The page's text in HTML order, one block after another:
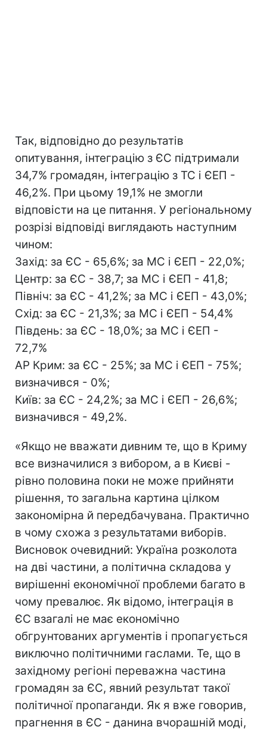
Так, відповідно до результатів
опитування, інтеграцію з ЄС підтримали
34,7% громадян, інтеграцію з ТС і ЄЕП -
46,2%. При цьому 19,1% не змогли
відповісти на це питання. У регіональному
розрізі відповіді виглядають наступним
чином:
Захід: за ЄС - 65,6%; за МС і ЄЕП - 22,0%;
Центр: за ЄС - 38,7; за МС і ЄЕП - 41,8;
Північ: за ЄС - 41,2%; за МС і ЄЕП - 43,0%;
Схід: за ЄС - 21,3%; за МС і ЄЕП - 54,4%
Південь: за ЄС - 18,0%; за МС і ЄЕП -
72,7%
АР Крим: за ЄС - 25%; за МС і ЄЕП - 75%;
визначився - 0%;
Київ: за ЄС - 24,2%; за МС і ЄЕП - 26,6%;
визначився - 49,2%.
«Якщо не вважати дивним те, що в Криму
все визначилися з вибором, а в Києві -
рівно половина поки не може прийняти
рішення, то загальна картина цілком
закономірна й передбачувана. Практично
в чому схожа з результатами виборів.
Висновок очевидний: Україна розколота
на дві частини, а політична складова у
вирішенні економічної проблеми багато в
чому превалює. Як відомо, інтеграція в
ЄС взагалі не має економічно
обгрунтованих аргументів і пропагується
виключно політичними гаслами. Те, що в
західному регіоні переважна частина
громадян за ЄС, явний результат такої
політичної пропаганди. Як я вже говорив,
прагнення в ЄС - данина вчорашній моді,